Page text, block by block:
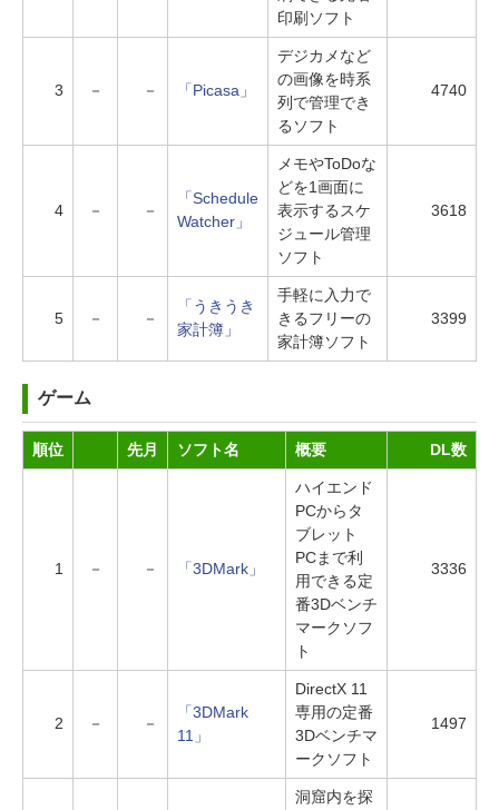
印刷ソフト
3 － － 「Picasa」
デジカメなど
の画像を時系
列で管理でき
るソフト
4740
4 － －
「Schedule
Watcher」
メモやToDoな
どを1画面に
表示するスケ
ジュール管理
ソフト
3618
5 － －
「うきうき
家計簿」
手軽に入力で
きるフリーの
家計簿ソフト
3399
ゲーム
順位 先月 ソフト名 概要 DL数
1 － － 「3DMark」
ハイエンド
PCからタ
ブレット
PCまで利
用できる定
番3Dベンチ
マークソフ
ト
3336
2 － －
「3DMark
11」
DirectX 11
専用の定番
3Dベンチマ
ークソフト
1497
洞窟内を探